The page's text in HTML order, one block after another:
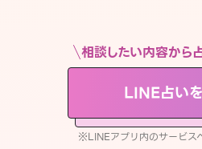
相談したい内容から
LINE占い
※LINEアプリ内のサービス